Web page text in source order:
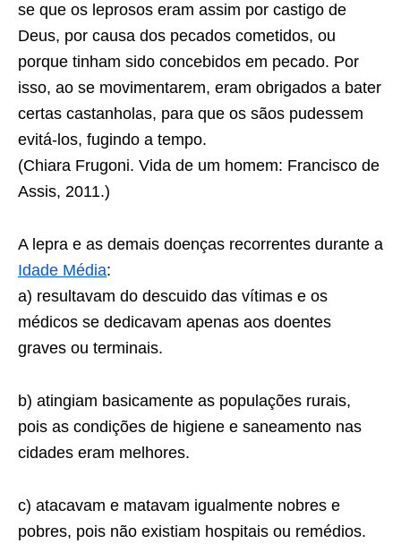
se que os leprosos eram assim por castigo de
Deus, por causa dos pecados cometidos, ou
porque tinham sido concebidos em pecado. Por
isso, ao se movimentarem, eram obrigados a bater
certas castanholas, para que os sãos pudessem
evitá-los, fugindo a tempo.
(Chiara Frugoni. Vida de um homem: Francisco de
Assis, 2011.)
A lepra e as demais doenças recorrentes durante a
Idade Média:
a) resultavam do descuido das vítimas e os
médicos se dedicavam apenas aos doentes
graves ou terminais.
b) atingiam basicamente as populações rurais,
pois as condições de higiene e saneamento nas
cidades eram melhores.
c) atacavam e matavam igualmente nobres e
pobres, pois não existiam hospitais ou remédios.